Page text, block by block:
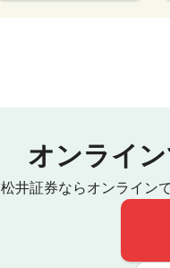
オンライン
松井証券ならオンライン